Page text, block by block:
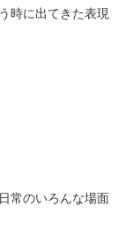
時に出てきた表現
常のいろんな場面